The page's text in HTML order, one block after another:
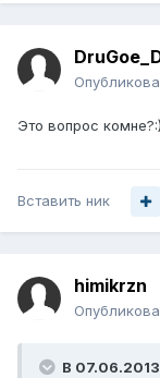
Это вопрос комне?:)
Вставить ник
himikrzn
В 07.06.2013